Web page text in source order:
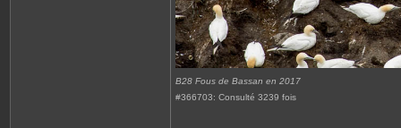
B28 Fous de Bassan en 2017
#366703: Consulté 3239 fois